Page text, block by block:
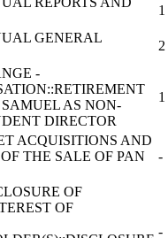
1
GENERAL
2
-
AS NON-
DIRECTOR
1
ACQUISITIONS AND
THE SALE OF PAN
-
OF
OF
-